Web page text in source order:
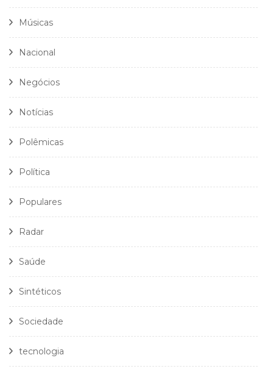
Músicas
Nacional
Negócios
Notícias
Polêmicas
Política
Populares
Radar
Saúde
Sintéticos
Sociedade
tecnologia